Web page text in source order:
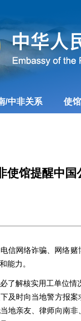
/中非关系 使
使馆提醒中
信网络诈骗、网络
能力。
了解核实用工单位情
及时向当地警方报
地亲友、律师向南